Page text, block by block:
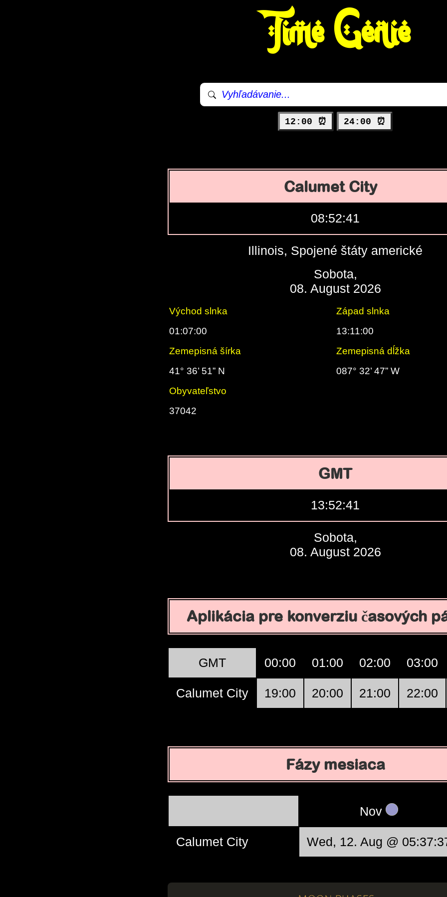
Time Genie
12:00 ⏰ 24:00 ⏰
Calumet City
08:52:42
Illinois, Spojené štáty americké
Sobota,
08. August 2026
Východ slnka
Západ slnka
01:07:00
13:11:00
Zemepisná šírka
Zemepisná dĺžka
41° 36’ 51” N
087° 32’ 47” W
Obyvateľstvo
37042
GMT
13:52:42
Sobota,
08. August 2026
Aplikácia pre konverziu časových
GMT 00:00 01:00 02:00 03:00
Calumet City 19:00 20:00 21:00 22:00
Fázy mesiaca
Nov
Calumet City Wed, 12. Aug @